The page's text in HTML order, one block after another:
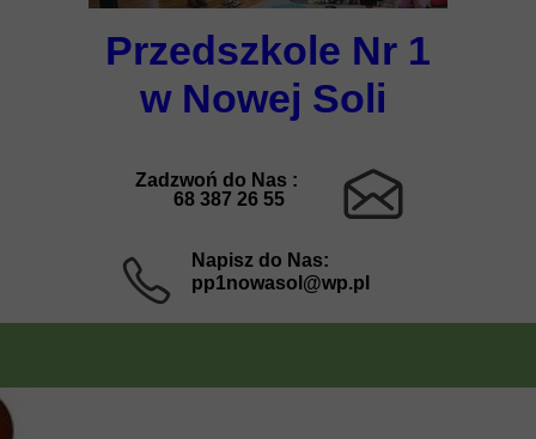
Napisz do Nas:
pp1nowasol@wp.pl
Zadzwoń do Nas :
68 387 26 55
Przedszkole Nr 1
w Nowej Soli